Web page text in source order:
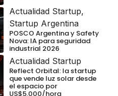
Actualidad Startup,
Startup Argentina
POSCO Argentina y Safety
Nova: IA para seguridad
industrial 2026
Actualidad Startup
Reflect Orbital: la startup
que vende luz solar desde
el espacio por
US$5.000/hora